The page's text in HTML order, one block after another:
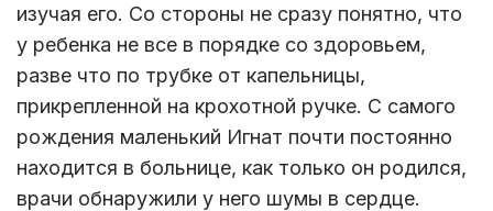
изучая его. Со стороны не сразу понятно, что
у ребенка не все в порядке со здоровьем,
разве что по трубке от капельницы,
прикрепленной на крохотной ручке. С самого
рождения маленький Игнат почти постоянно
находится в больнице, как только он родился,
врачи обнаружили у него шумы в сердце.